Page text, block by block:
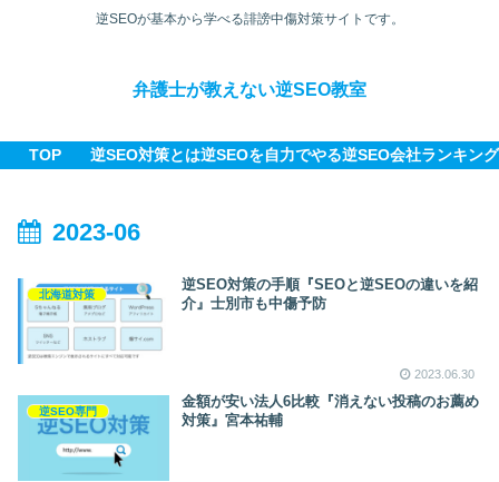
逆SEOが基本から学べる誹謗中傷対策サイトです。
弁護士が教えない逆SEO教室
TOP 逆SEO対策とは逆SEOを自力でやる逆SEO会社ランキング
2023-06
北海道対策
逆SEO対策の手順『SEOと逆SEOの違いを紹
介』士別市も中傷予防
2023.06.30
逆SEO専門
金額が安い法人6比較『消えない投稿のお薦め
対策』宮本祐輔